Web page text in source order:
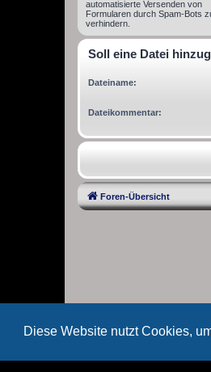
Diese Website nutzt Cookies,
automatisierte Versenden von
Formularen durch Spam-Bots
verhindern.
Soll eine Datei
Dateiname:
Dateikommentar:
Foren-Übersicht